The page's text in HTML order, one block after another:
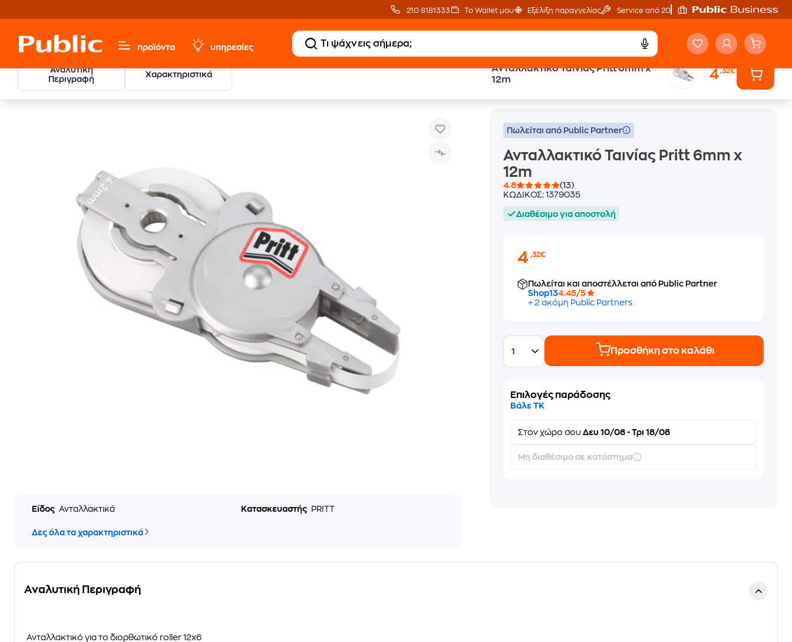
210 8181333 Το Wallet μου Εξέλιξη παραγγελίας Service από 20'
προϊόντα υπηρεσίες
Αναλυτική
Περιγραφή
Χαρακτηριστικά
Ανταλλακτικό Ταινίας Pritt 6mm x
12m
4,32€
Χαρτικά & Γραφική Ύλη
Είδος Ανταλλακτικά Κατασκευαστής PRITT
Δες όλα τα χαρακτηριστικά
Πωλείται από Public Partner
Ανταλλακτικό Ταινίας Pritt 6mm x
12m
4.8
(13)
ΚΩΔΙΚΟΣ:1379035
Διαθέσιμο για αποστολή
4,32€
Πωλείται και αποστέλλεται από Public Partner
Shop134.45/5
+ 2 ακόμη Public Partners
1 Προσθήκη στο καλάθι
Επιλογές παράδοσης
Βάλε ΤΚ
Στονχώρο σου Δευ 10/08 - Τρι 18/08
Μη διαθέσιμο σε κατάστημα
Αναλυτική Περιγραφή
Ανταλλακτικό για το διορθωτικό roller 12x6